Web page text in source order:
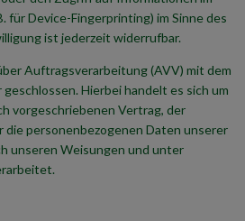
für Device-Fingerprinting) im Sinne des
ist jederzeit widerrufbar.
Auftragsverarbeitung (AVV) mit dem
Hierbei handelt es sich um
vorgeschriebenen Vertrag, der
die personenbezogenen Daten unserer
unseren Weisungen und unter